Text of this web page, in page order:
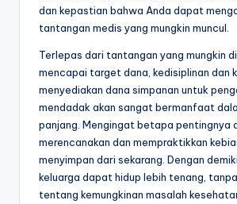
dan kepastian bahwa Anda dapat
tantangan medis yang mungkin muncul.
Terlepas dari tantangan yang mungkin
mencapai target dana, kedisiplinan dan
menyediakan dana simpanan untuk
mendadak akan sangat bermanfaat
panjang. Mengingat betapa pentingnya
merencanakan dan mempraktikkan
menyimpan dari sekarang. Dengan
keluarga dapat hidup lebih tenang,
tentang kemungkinan masalah